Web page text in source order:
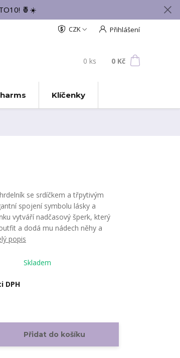
🍍☀️
CZK Přihlášení
0 ks 0 Kč
Klíčenky
se srdíčkem a třpytivým
spojení symbolu lásky a
vytváří nadčasový šperk, který
a dodá mu nádech něhy a
popis
Skladem
DPH
Přidat do košíku